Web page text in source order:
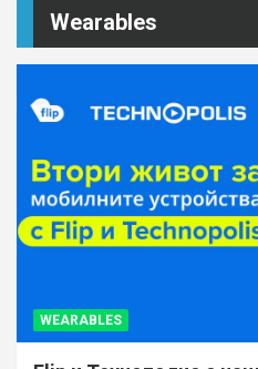
Wearables
WEARABLES